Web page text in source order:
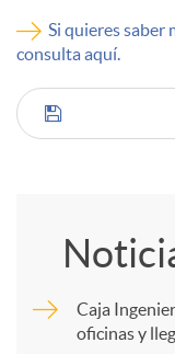
Si quieres saber
consulta aquí.
C
Caja
oficinas y